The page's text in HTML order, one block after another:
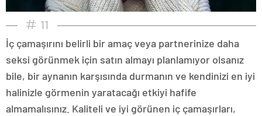
11
İç çamaşırını belirli bir amaç veya partnerinize daha
seksi görünmek için satın almayı planlamıyor olsanız
bile, bir aynanın karşısında durmanın ve kendinizi en iyi
halinizle görmenin yaratacağı etkiyi hafife
almamalısınız. Kaliteli ve iyi görünen iç çamaşırları,